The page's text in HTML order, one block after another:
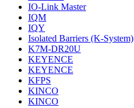
IO-Link Master
IQM
IQY
Isolated Barriers (K-System)
K7M-DR20U
KEYENCE
KEYENCE
KFPS
KINCO
KINCO